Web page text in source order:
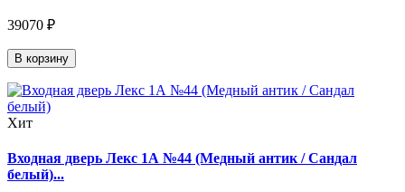
39070 ₽
В корзину
Хит
Входная дверь Лекс 1А №44 (Медный антик / Сандал
белый)...